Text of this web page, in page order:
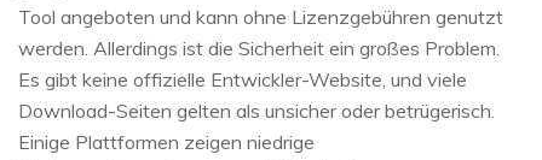
Tool angeboten und kann ohne Lizenzgebühren genutzt
werden. Allerdings ist die Sicherheit ein großes Problem.
Es gibt keine offizielle Entwickler-Website, und viele
Download-Seiten gelten als unsicher oder betrügerisch.
Einige Plattformen zeigen niedrige